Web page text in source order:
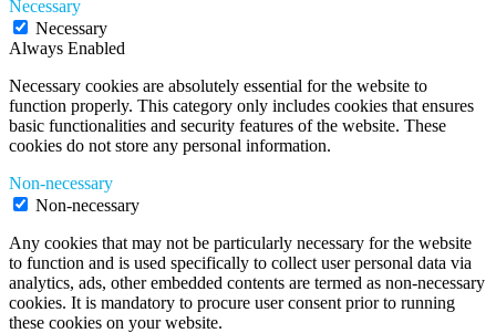
Necessary
Necessary
Always Enabled
Necessary cookies are absolutely essential for the website to
function properly. This category only includes cookies that ensures
basic functionalities and security features of the website. These
cookies do not store any personal information.
Non-necessary
Non-necessary
Any cookies that may not be particularly necessary for the website
to function and is used specifically to collect user personal data via
analytics, ads, other embedded contents are termed as non-necessary
cookies. It is mandatory to procure user consent prior to running
these cookies on your website.